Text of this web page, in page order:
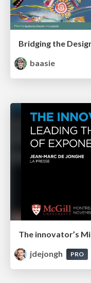
baasie
jdejongh
PRO